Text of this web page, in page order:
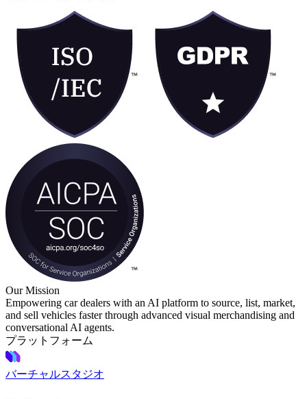
Our Mission
Empowering car dealers with an AI platform to source, list, market,
and sell vehicles faster through advanced visual merchandising and
conversational AI agents.
プラットフォーム
バーチャルスタジオ